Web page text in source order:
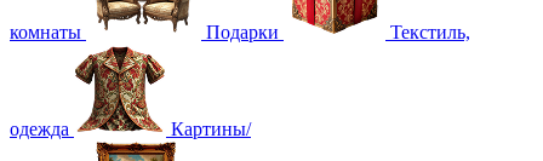
комнаты Подарки Текстиль,
одежда Картины/